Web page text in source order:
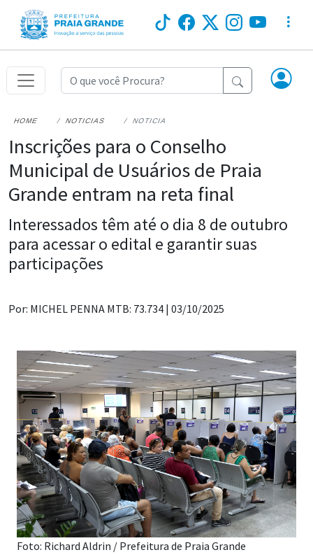
HOME NOTICIAS NOTICIA
Inscrições para o Conselho
Municipal de Usuários de Praia
Grande entram na reta final
Interessados têm até o dia 8 de outubro
para acessar o edital e garantir suas
participações
Por: MICHEL PENNA MTB: 73.734 | 03/10/2025
Foto: Richard Aldrin / Prefeitura de Praia Grande